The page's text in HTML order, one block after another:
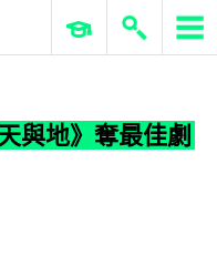
與地》奪最佳劇集
ERP 與商業 AI
與地》奪最佳劇